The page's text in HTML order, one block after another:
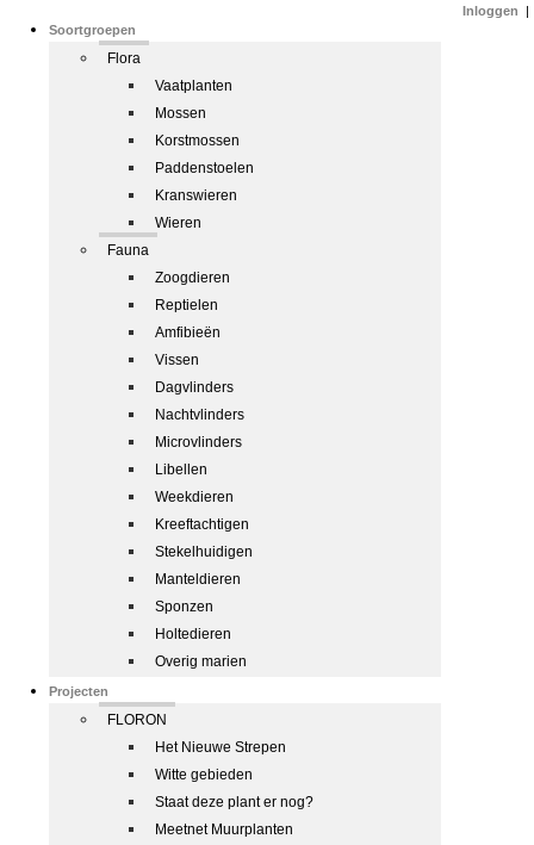
Soortgroepen
Flora
Vaatplanten
Mossen
Korstmossen
Paddenstoelen
Kranswieren
Wieren
Fauna
Zoogdieren
Reptielen
Amfibieën
Vissen
Dagvlinders
Nachtvlinders
Microvlinders
Libellen
Weekdieren
Kreeftachtigen
Stekelhuidigen
Manteldieren
Sponzen
Holtedieren
Overig marien
Projecten
FLORON
Het Nieuwe Strepen
Witte gebieden
Staat deze plant er nog?
Meetnet Muurplanten
Inloggen |